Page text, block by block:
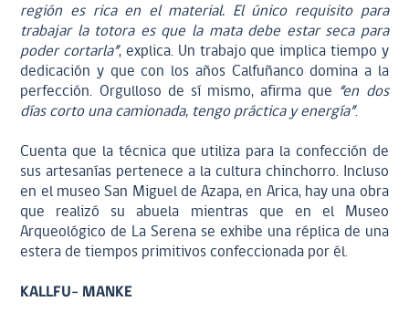
región es rica en el material. El único requisito para
trabajar la totora es que la mata debe estar seca para
poder cortarla”, explica. Un trabajo que implica tiempo y
dedicación y que con los años Calfuñanco domina a la
perfección. Orgulloso de sí mismo, afirma que “en dos
días corto una camionada, tengo práctica y energía”.
Cuenta que la técnica que utiliza para la confección de
sus artesanías pertenece a la cultura chinchorro. Incluso
en el museo San Miguel de Azapa, en Arica, hay una obra
que realizó su abuela mientras que en el Museo
Arqueológico de La Serena se exhibe una réplica de una
estera de tiempos primitivos confeccionada por él.
KALLFU- MANKE